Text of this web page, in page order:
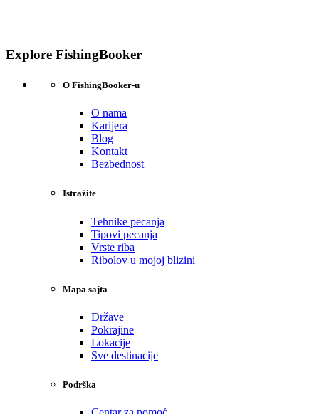
Explore FishingBooker
O FishingBooker-u
O nama
Karijera
Blog
Kontakt
Bezbednost
Istražite
Tehnike pecanja
Tipovi pecanja
Vrste riba
Ribolov u mojoj blizini
Mapa sajta
Države
Pokrajine
Lokacije
Sve destinacije
Podrška